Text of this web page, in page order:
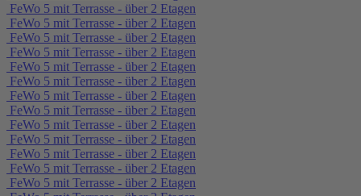
FeWo 5 mit Terrasse - über 2 Etagen
FeWo 5 mit Terrasse - über 2 Etagen
FeWo 5 mit Terrasse - über 2 Etagen
FeWo 5 mit Terrasse - über 2 Etagen
FeWo 5 mit Terrasse - über 2 Etagen
FeWo 5 mit Terrasse - über 2 Etagen
FeWo 5 mit Terrasse - über 2 Etagen
FeWo 5 mit Terrasse - über 2 Etagen
FeWo 5 mit Terrasse - über 2 Etagen
FeWo 5 mit Terrasse - über 2 Etagen
FeWo 5 mit Terrasse - über 2 Etagen
FeWo 5 mit Terrasse - über 2 Etagen
FeWo 5 mit Terrasse - über 2 Etagen